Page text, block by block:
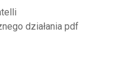
działania pdf